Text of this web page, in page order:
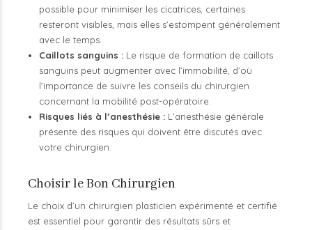
possible pour minimiser les cicatrices, certaines
resteront visibles, mais elles s’estompent généralement
avec le temps.
Caillots sanguins :Le risque de formation de caillots
sanguins peut augmenter avec l’immobilité, d’où
l’importance de suivre les conseils du chirurgien
concernant la mobilité post-opératoire.
Risques liés à l’anesthésie :L’anesthésie générale
présente des risques qui doivent être discutés avec
votre chirurgien.
Choisir le Bon Chirurgien
Le choix d’un chirurgien plasticien expérimenté et certifié
est essentiel pour garantir des résultats sûrs et